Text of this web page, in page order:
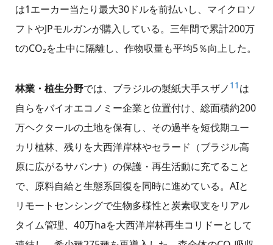
は1エーカー当たり最大30ドルを前払いし、マイクロソ
フトやJPモルガンが購入している。三年間で累計200万
tのCO₂を土中に隔離し、作物収量も平均5％向上した。
林業・植生分野では、ブラジルの製紙大手スザノ 11 は
自らをバイオエコノミー企業と位置付け、総面積約200
万ヘクタールの土地を保有し、その過半を短伐期ユー
カリ植林、残りを大西洋岸林やセラード（ブラジル高
原に広がるサバンナ）の保護・再生活動に充てること
で、原料自給と生態系回復を同時に進めている。AIと
リモートセンシングで生物多様性と炭素収支をリアル
タイム管理、40万haを大西洋岸林再生コリドーとして